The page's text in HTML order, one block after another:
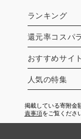
ランキング
還元率コスパ
おすすめサイ
人気の特集
掲載している寄附金
責事項をご覧くださ